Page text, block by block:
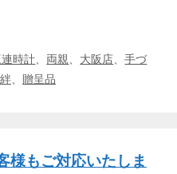
連時計 両親 大阪店 、手づ
絆 贈呈品
様もご対応いたしま